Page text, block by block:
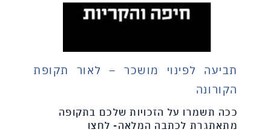
תביעה לפינוי מושכר – לאור תקופת
הקורונה
ככה תשמרו על הזכויות שלכם בתקופה
מתאתגרת לכתבה המלאה- לחצו